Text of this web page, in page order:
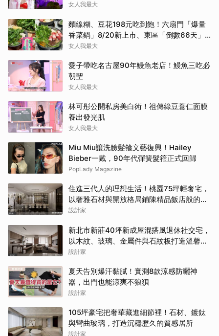
女人我最大
麵線糊、豆花198元吃到飽！六扇門「爆量
香菜鍋」8/20新上市、東區「倒數66天」
香菜甜點店爆紅
女人我最大
愛子帶吃名古屋90年鰻魚老店！鰻魚三吃必
朝聖
女人我最大
林可彤公開私房美白術！祖傳綠豆薏仁面膜
養出發光肌
女人我最大
Miu Miu讓洗臉髮箍文藝復興！Hailey
Bieber一戴，90年代彈簧髮箍正式回歸
PopLady Magazine
住進三代人的理想生活！桃園75坪輕奢宅，
以奢雅石材與開放格局鋪陳精品飯店般的優
雅日常
設計家
新北市新莊40坪新成屋混搭風退休社交宅，
以木紋、玻璃、金屬件與石紋板打造溫馨日
常
設計家
夏天告別爆汗黏膩！實測8款涼感防曬神
器，出門也能涼爽不狼狽
設計家
105坪豪宅把奢華藏進細節裡！石材、鍍鈦
與彎曲玻璃，打造沉穩歷久的質感居所
設計家